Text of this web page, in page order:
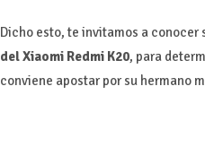
Dicho esto, te invitamos a
del Xiaomi Redmi K20, para
conviene apostar por su hermano